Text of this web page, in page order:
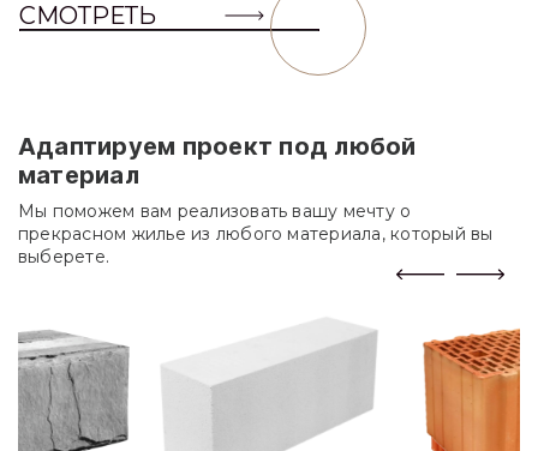
СМОТРЕТЬ
Адаптируем проект под любой
материал
Мы поможем вам реализовать вашу мечту о
прекрасном жилье из любого материала, который вы
выберете.